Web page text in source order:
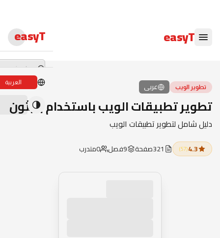
easyT
easyT
ندوات لايف
العربية
تطوير الويب عربى
تطوير تطبيقات الويب باستخدام بايثون
دليل شامل لتطوير تطبيقات الويب
4.3
(57)
321صفحة 9فصل 0متدرب